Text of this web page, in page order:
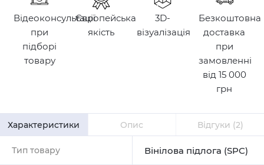
Відеоконсультації
при
підборі
товару
Європейська
якість
3D-
візуалізація
Безкоштовна
доставка
при
замовленні
від 15 000
грн
Характеристики Опис Відгуки (2)
Тип товару Вінілова підлога (SPC)